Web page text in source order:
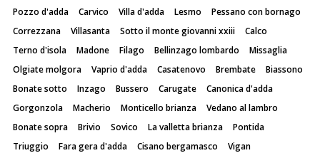
Pozzo d'adda
Carvico Villa d'adda Lesmo
Pessano con bornago
Correzzana
Villasanta Sotto il monte giovanni xxiii
Calco
Terno d'isola
Madone Filago Bellinzago lombardo
Missaglia
Olgiate molgora
Vaprio d'adda Casatenovo Brembate
Biassono
Bonate sotto
Inzago Bussero Carugate
Canonica d'adda
Gorgonzola
Macherio Monticello brianza
Vedano al lambro
Bonate sopra
Brivio Sovico La valletta brianza
Pontida
Triuggio
Fara gera d'adda Cisano bergamasco
Vigan